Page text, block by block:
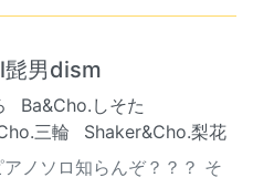
男dism
Ba&Cho.しそた
三輪
Shaker&Cho.梨花
ノソロ知らんぞ？？？ そ